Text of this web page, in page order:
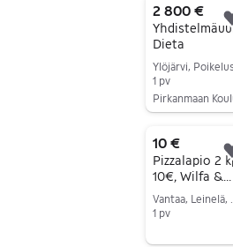
2 800 €
Dieta
1 pv
10 €
Pizzalapio 2
10€, Wilfa &
Mustang
1 pv